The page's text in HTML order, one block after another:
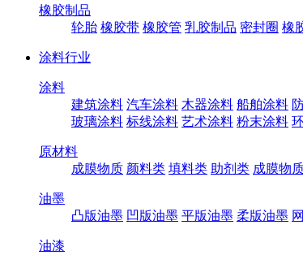
橡胶制品
轮胎 橡胶带 橡胶管 乳胶制品 密封圈 橡
涂料行业
涂料
建筑涂料 汽车涂料 木器涂料 船舶涂料
玻璃涂料 标线涂料 艺术涂料 粉末涂料
原材料
成膜物质 颜料类 填料类 助剂类 成膜物
油墨
凸版油墨 凹版油墨 平版油墨 柔版油墨
油漆